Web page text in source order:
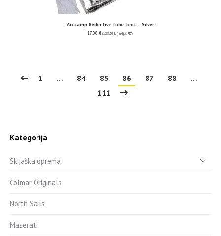
Acecamp Reflective Tube Tent – Silver
17.00 € (128.09 kn) uključ. PDV
1 … 84 85 86 87 88
…
111
Kategorija
Skijaška oprema
Colmar Originals
North Sails
Maserati